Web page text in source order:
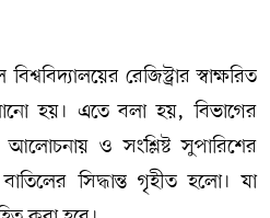
রেজিস্ট্রার স্বাক্ষরিত
হয়। এতে বলা হয়, বিভাগের
আলোচনায় ও সংশ্লিষ্ট সুপারিশের
বাতিলের সিদ্ধান্ত গৃহীত হলো। যা